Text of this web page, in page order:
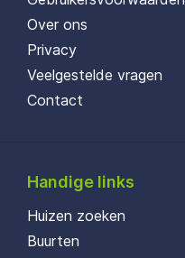
Over ons
Privacy
Veelgestelde vragen
Contact
Handige links
Huizen zoeken
Buurten